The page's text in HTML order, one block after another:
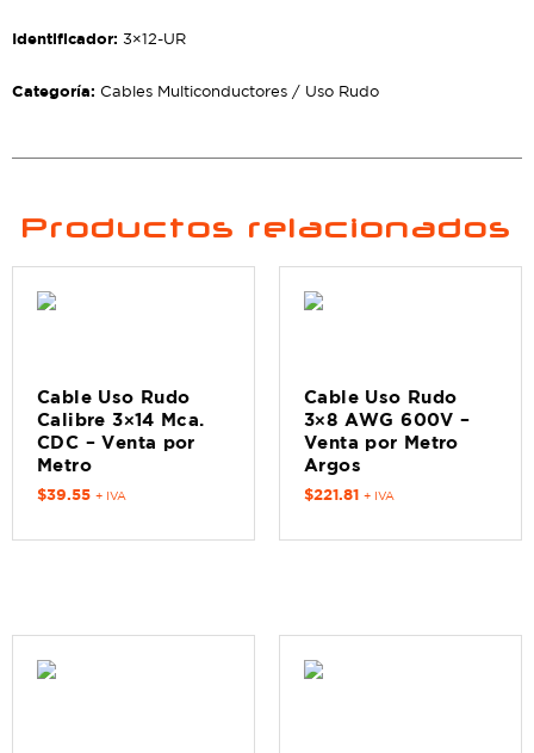
Identificador: 3×12-UR
Categoría: Cables Multiconductores / Uso Rudo
Productos relacionados
Cable Uso Rudo
Calibre 3×14 Mca.
CDC – Venta por
Metro
$39.55 + IVA
Cable Uso Rudo
3×8 AWG 600V –
Venta por Metro
Argos
$221.81 + IVA